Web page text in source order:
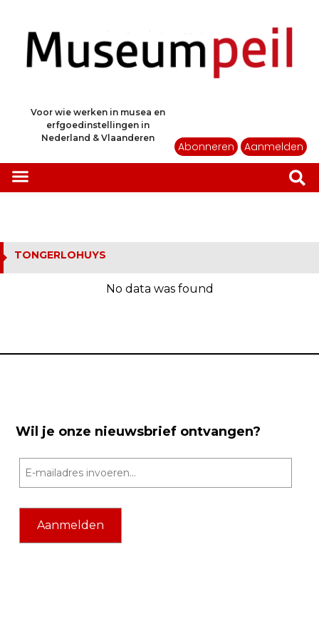
Voor wie werken in musea en
erfgoedinstellingen in
Nederland & Vlaanderen
Abonneren Aanmelden
TONGERLOHUYS
No data was found
Wil je onze nieuwsbrief ontvangen?